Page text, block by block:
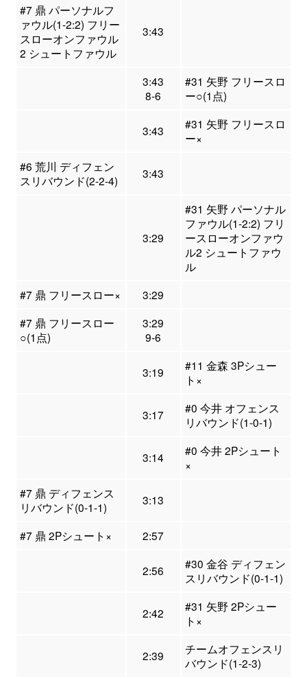
#7 鼎 パーソナルフ
ァウル(1-2:2) フリー
スローオンファウル
2 シュートファウル
3:43
3:43
8-6
#31 矢野 フリースロ
ー○(1点)
3:43
#31 矢野 フリースロ
ー×
#6 荒川 ディフェン
スリバウンド(2-2-4)
3:43
3:29
#31 矢野 パーソナル
ファウル(1-2:2) フリ
ースローオンファウ
ル2 シュートファウ
ル
#7 鼎 フリースロー×
3:29
#7 鼎 フリースロー
○(1点)
3:29
9-6
3:19
#11 金森 3Pシュー
ト×
3:17
#0 今井 オフェンス
リバウンド(1-0-1)
3:14
#0 今井 2Pシュート
×
#7 鼎 ディフェンス
リバウンド(0-1-1)
3:13
#7 鼎 2Pシュート× 2:57
2:56
#30 金谷 ディフェン
スリバウンド(0-1-1)
2:42
#31 矢野 2Pシュー
ト×
2:39
チームオフェンスリ
バウンド(1-2-3)